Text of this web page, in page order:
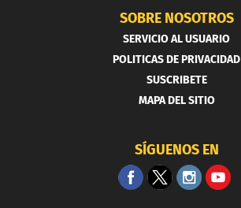
SOBRE NOSOTROS
SERVICIO AL USUARIO
POLITICAS DE PRIVACIDAD
SUSCRIBETE
MAPA DEL SITIO
SÍGUENOS EN